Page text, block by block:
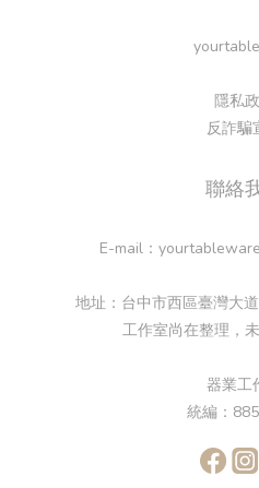
隱私
反詐騙
聯絡
E-mail：
地址：台中市西區臺灣大
工作室尚在整理，
器業工
統編：